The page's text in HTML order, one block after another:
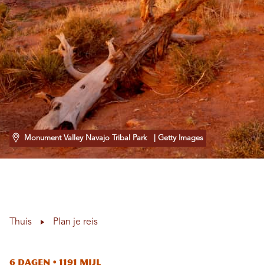
Monument Valley Navajo Tribal Park | Getty Images
Thuis Plan je reis
6 dagen • 1191 mijl